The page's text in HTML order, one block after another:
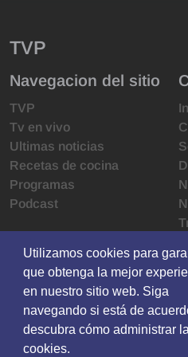
TVP
Navegacion del sitio
TVP
Tv en vivo
Ultimas noticias
Recetas de cocina
Programas
Podcast
Redes sociales
© 2021 Televisoras Grupo
Utilizamos cookies para
que obtenga la mejor
en nuestro sitio web. Siga
navegando si está de
descubra cómo administrar
cookies.
Utilizamos cookies para
que obtenga la mejor
en nuestro sitio web. Siga
navegando si está de
descubra cómo administrar
cookies.